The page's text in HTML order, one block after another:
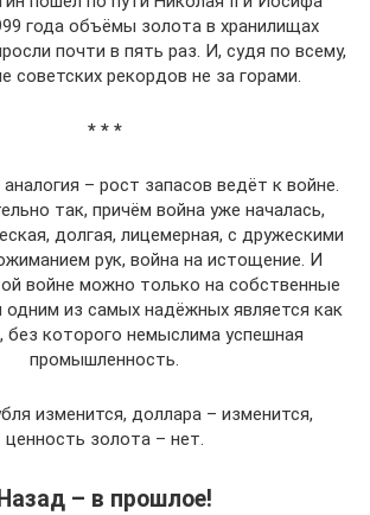
года объёмы золота в хранилищах
почти в пять раз. И, судя по всему,
советских рекордов не за горами.
* * *
– рост запасов ведёт к войне.
так, причём война уже началась,
долгая, лицемерная, с дружескими
рук, война на истощение. И
войне можно только на собственные
одним из самых надёжных является как
без которого немыслима успешная
промышленность.
изменится, доллара – изменится,
ценность золота – нет.
Назад – в прошлое!